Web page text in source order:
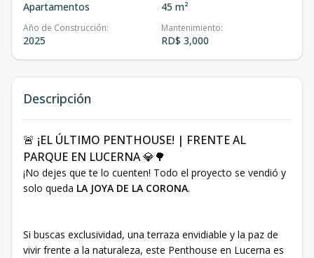
Apartamentos 45 m²
Año de Construcción:
2025
Mantenimiento:
RD$ 3,000
Descripción
🚨 ¡EL ÚLTIMO PENTHOUSE! | FRENTE AL
PARQUE EN LUCERNA 💎🌳
¡No dejes que te lo cuenten! Todo el proyecto se vendió y
solo queda LA JOYA DE LA CORONA.
Si buscas exclusividad, una terraza envidiable y la paz de
vivir frente a la naturaleza, este Penthouse en Lucerna es